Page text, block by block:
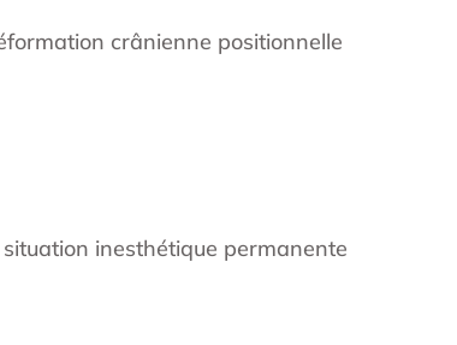
crânienne positionnelle
inesthétique permanente